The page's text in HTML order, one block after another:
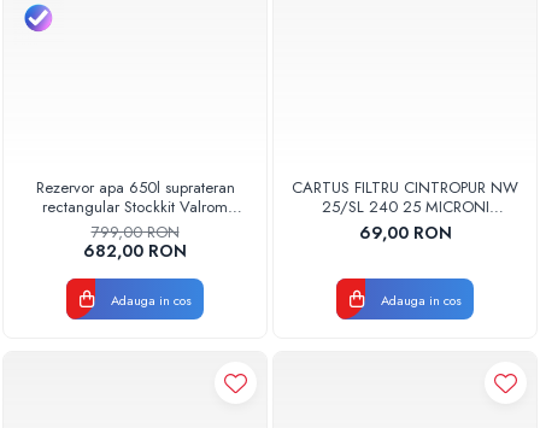
Rezervor apa 650l suprateran
rectangular Stockkit Valrom
49030650001
799,00 RON
682,00 RON
Adauga in cos
CARTUS FILTRU CINTROPUR NW
25/SL 240 25 MICRONI
MANSOANE FILTRARE SET 5BUC
69,00 RON
Adauga in cos